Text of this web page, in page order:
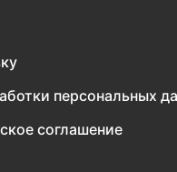
персональных
соглашение